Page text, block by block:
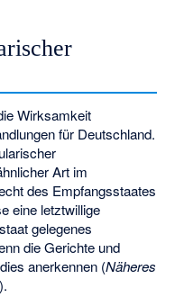
Wirksamkeit
für Deutschland.
Art im
des Empfangsstaates
eine letztwillige
gelegenes
die Gerichte und
anerkennen (Näheres
).